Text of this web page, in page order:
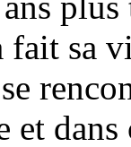
fait sa
et